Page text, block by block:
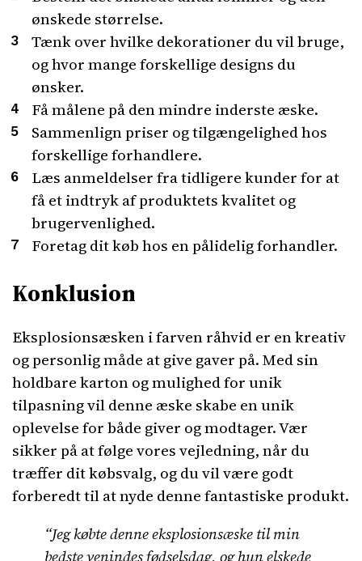
ønskede størrelse.
Tænk over hvilke dekorationer du vil bruge,
og hvor mange forskellige designs du
ønsker.
Få målene på den mindre inderste æske.
Sammenlign priser og tilgængelighed hos
forskellige forhandlere.
Læs anmeldelser fra tidligere kunder for at
få et indtryk af produktets kvalitet og
brugervenlighed.
Foretag dit køb hos en pålidelig forhandler.
Konklusion
Eksplosionsæsken i farven råhvid er en kreativ
og personlig måde at give gaver på. Med sin
holdbare karton og mulighed for unik
tilpasning vil denne æske skabe en unik
oplevelse for både giver og modtager. Vær
sikker på at følge vores vejledning, når du
træffer dit købsvalg, og du vil være godt
forberedt til at nyde denne fantastiske produkt.
“Jeg købte denne eksplosionsæske til min
bedste venindes fødselsdag, og hun elskede